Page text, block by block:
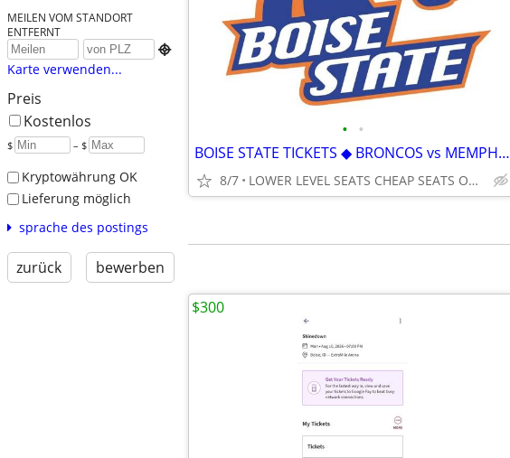
MEILEN VOM STANDORT
ENTFERNT

Karte verwenden...
Preis
Kostenlos
$ – $
Kryptowährung OK
Lieferung möglich
sprache des postings
zurück bewerben
• •
BOISE STATE TICKETS ◆ BRONCOS vs MEMPHIS OREGON STATE UTAH STATE
8/7 LOWER LEVEL SEATS CHEAP SEATS ONLINE
$300